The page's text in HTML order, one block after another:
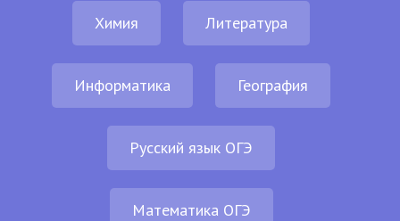
Химия Литература
Информатика География
Русский язык ОГЭ
Математика ОГЭ